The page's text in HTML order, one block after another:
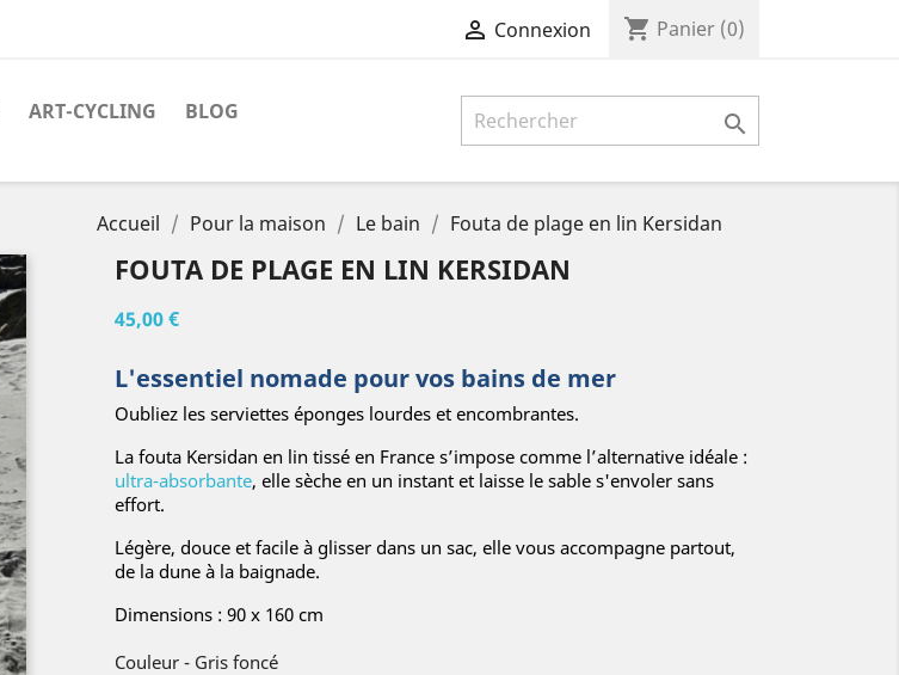
 Connexion shopping_cart Panier (0)
ART-CYCLING BLOG 
Accueil Pour la maison Le bain Fouta de plage en lin Kersidan
FOUTA DE PLAGE EN LIN KERSIDAN
45,00 €
L'essentiel nomade pour vos bains de mer
Oubliez les serviettes éponges lourdes et encombrantes.
La fouta Kersidan en lin tissé en France s’impose comme l’alternative idéale :
ultra-absorbante, elle sèche en un instant et laisse le sable s'envoler sans
effort.
Légère, douce et facile à glisser dans un sac, elle vous accompagne partout,
de la dune à la baignade.
Dimensions : 90 x 160 cm
Couleur - Gris foncé